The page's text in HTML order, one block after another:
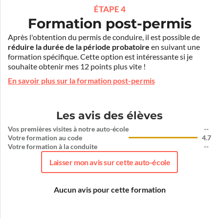
ÉTAPE 4
Formation post-permis
Après l'obtention du permis de conduire, il est possible de
réduire la durée de la période probatoire en suivant une
formation spécifique. Cette option est intéressante si je
souhaite obtenir mes 12 points plus vite !
En savoir plus sur la formation post-permis
Les avis des élèves
Vos premières visites à notre auto-école
Votre formation au code
Votre formation à la conduite
--
4.7
--
Laisser mon avis sur cette auto-école
Aucun avis pour cette formation